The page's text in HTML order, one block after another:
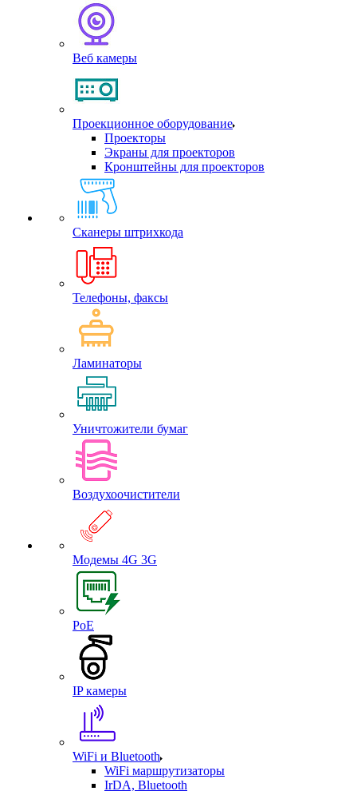
Веб камеры
Проекционное оборудование
Проекторы
Экраны для проекторов
Кронштейны для проекторов
Сканеры штрихкода
Телефоны, факсы
Ламинаторы
Уничтожители бумаг
Воздухоочистители
Модемы 4G 3G
PoE
IP камеры
WiFi и Bluetooth
WiFi маршрутизаторы
IrDA, Bluetooth